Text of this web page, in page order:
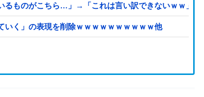
るものがこちら…」→「これは言い訳できないｗｗ」＝
く」の表現を削除ｗｗｗｗｗｗｗｗｗｗ他